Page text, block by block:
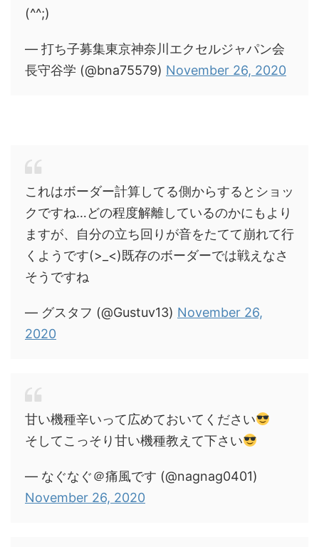
(^^;)
— 打ち子募集東京神奈川エクセルジャパン会
長守谷学 (@bna75579) November 26, 2020
これはボーダー計算してる側からするとショッ
クですね…どの程度解離しているのかにもより
ますが、自分の立ち回りが音をたてて崩れて行
くようです(>_<)既存のボーダーでは戦えなさ
そうですね
— グスタフ (@Gustuv13) November 26,
2020
甘い機種辛いって広めておいてください
そしてこっそり甘い機種教えて下さい
— なぐなぐ＠痛風です (@nagnag0401)
November 26, 2020